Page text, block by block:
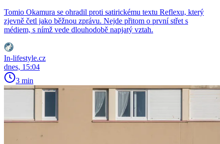
Tomio Okamura se ohradil proti satirickému textu Reflexu, který
zjevně četl jako běžnou zprávu. Nejde přitom o první střet s
médiem, s nímž vede dlouhodobě napjatý vztah.
In-lifestyle.cz
dnes, 15:04
3 min